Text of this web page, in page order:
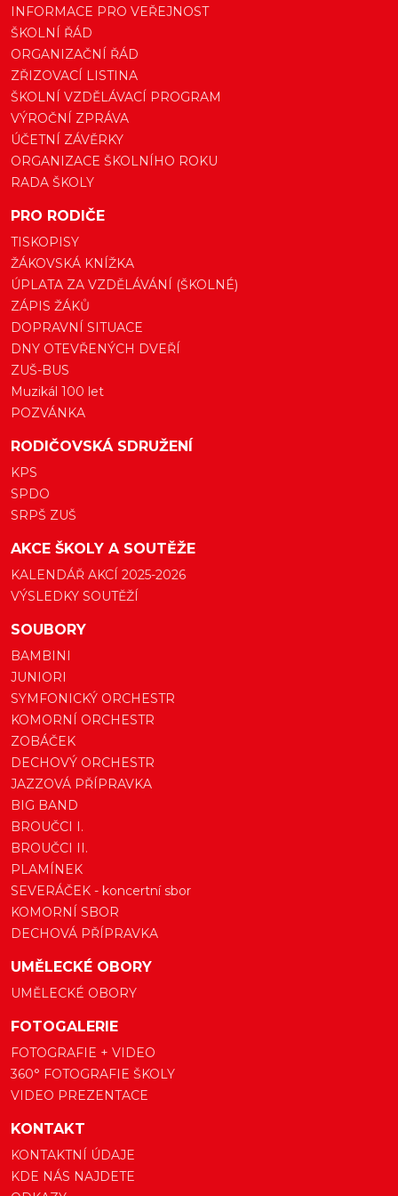
INFORMACE PRO VEŘEJNOST
ŠKOLNÍ ŘÁD
ORGANIZAČNÍ ŘÁD
ZŘIZOVACÍ LISTINA
ŠKOLNÍ VZDĚLÁVACÍ PROGRAM
VÝROČNÍ ZPRÁVA
ÚČETNÍ ZÁVĚRKY
ORGANIZACE ŠKOLNÍHO ROKU
RADA ŠKOLY
PRO RODIČE
TISKOPISY
ŽÁKOVSKÁ KNÍŽKA
ÚPLATA ZA VZDĚLÁVÁNÍ (ŠKOLNÉ)
ZÁPIS ŽÁKŮ
DOPRAVNÍ SITUACE
DNY OTEVŘENÝCH DVEŘÍ
ZUŠ-BUS
Muzikál 100 let
POZVÁNKA
RODIČOVSKÁ SDRUŽENÍ
KPS
SPDO
SRPŠ ZUŠ
AKCE ŠKOLY A SOUTĚŽE
KALENDÁŘ AKCÍ 2025-2026
VÝSLEDKY SOUTĚŽÍ
SOUBORY
BAMBINI
JUNIORI
SYMFONICKÝ ORCHESTR
KOMORNÍ ORCHESTR
ZOBÁČEK
DECHOVÝ ORCHESTR
JAZZOVÁ PŘÍPRAVKA
BIG BAND
BROUČCI I.
BROUČCI II.
PLAMÍNEK
SEVERÁČEK - koncertní sbor
KOMORNÍ SBOR
DECHOVÁ PŘÍPRAVKA
UMĚLECKÉ OBORY
UMĚLECKÉ OBORY
FOTOGALERIE
FOTOGRAFIE + VIDEO
360° FOTOGRAFIE ŠKOLY
VIDEO PREZENTACE
KONTAKT
KONTAKTNÍ ÚDAJE
KDE NÁS NAJDETE